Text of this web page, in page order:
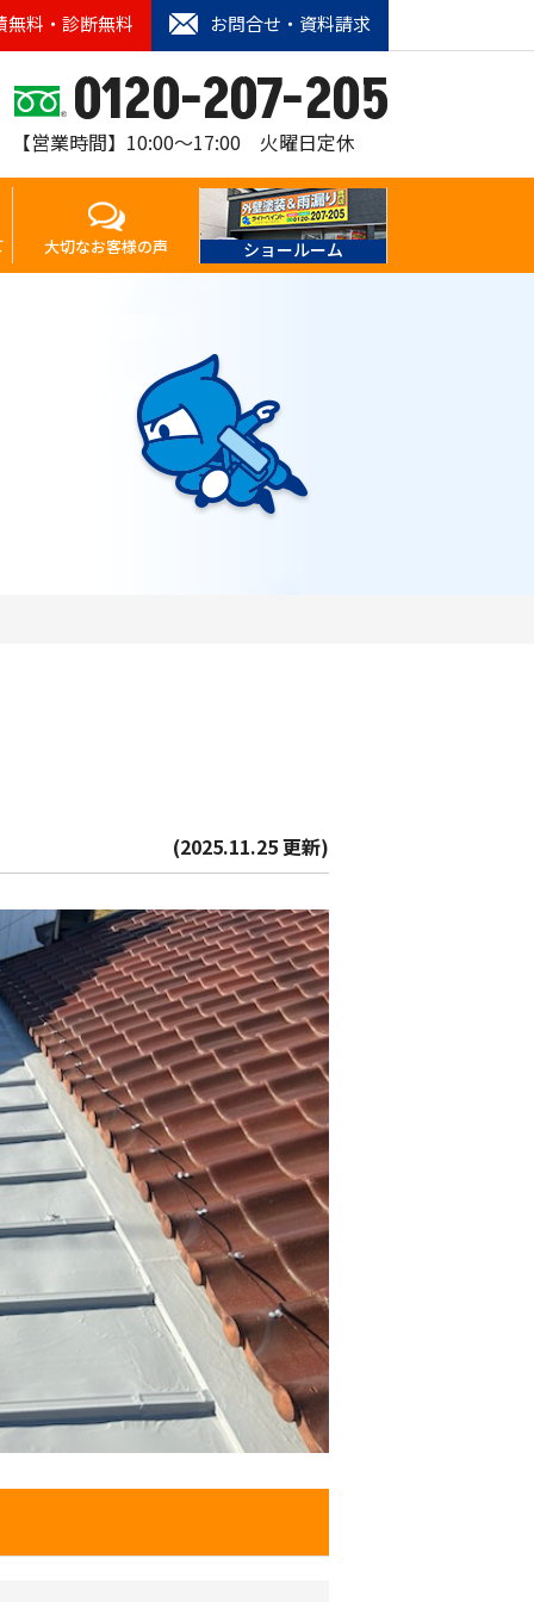
無料・診断無料 お問合せ・資料請求
0120-207-205
【営業時間】10:00〜17:00 火曜日定休
大切なお客様の声 ショールーム
(2025.11.25 更新)